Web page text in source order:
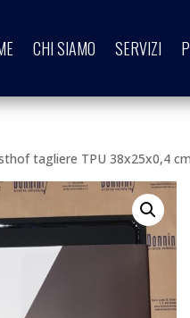
CHI SIAMO SERVIZI
tagliere TPU 38x25x0,4 cm